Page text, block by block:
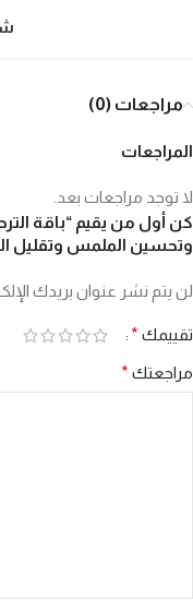
مراجعات (0)
المراجعات
لا توجد مراجعات بعد.
كن أول من يقيم “باقة
وتحسين الملمس وتقليل
لن يتم نشر عنوان بريدك
تقييمك *
مراجعتك *